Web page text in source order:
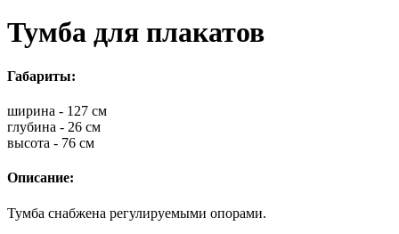
Тумба для плакатов
Габариты:
ширина - 127 см
глубина - 26 см
высота - 76 см
Описание:
Тумба снабжена регулируемыми опорами.